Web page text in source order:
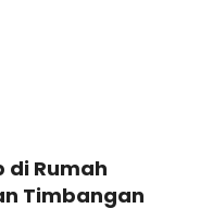
di Rumah
Timbangan